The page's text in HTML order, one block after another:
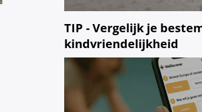
TIP - Vergelijk je
kindvriendelijkheid